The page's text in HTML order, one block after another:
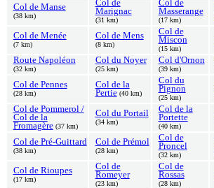
Col de Manse
(38 km)
Col de
Marignac
(31 km)
Col de
Masserange
(17 km)
Col de Menée
(7 km)
Col de Mens
(8 km)
Col de
Miscon
(15 km)
Route Napoléon
(32 km)
Col du Noyer
(25 km)
Col d'Ornon
(39 km)
Col de Pennes
(28 km)
Col de la
Pertie (40 km)
Col du
Pignon
(25 km)
Col de Pommerol /
Col de la
Fromagère (37 km)
Col du Portail
(34 km)
Col de la
Portette
(40 km)
Col de Pré-Guittard
(38 km)
Col de Prémol
(28 km)
Col de
Proncel
(32 km)
Col de Rioupes
(17 km)
Col de
Romeyer
(23 km)
Col de
Rossas
(28 km)